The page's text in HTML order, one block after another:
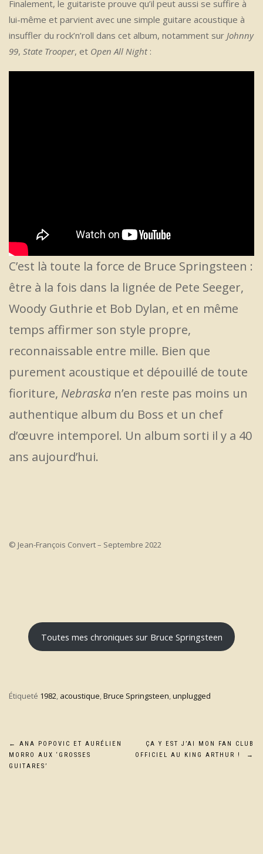
Finalement, le guitariste prouve qu’il peut aussi se suffire à
lui-même et parvient avec une simple guitare acoustique à
insuffler du rock’n’roll dans cet album, notamment sur Johnny
99, State Trooper, et Open All Night:
C’est là toute la force de Bruce Springsteen :
être à la fois dans la lignée de Pete Seeger,
Woody Guthrie et Bob Dylan, et en même
temps affirmer son style propre,
reconnaissable entre mille. Bien que
purement acoustique et dépouillé de toute
fioriture, Nebraska n’en reste pas moins un
authentique album du Boss et un chef
d’œuvre intemporel. Un album sorti il y a 40
ans aujourd’hui.
© Jean-François Convert – Septembre 2022
Toutes mes chroniques sur Bruce Springsteen
Étiqueté 1982, acoustique,Bruce Springsteen,unplugged
Navigation
de
←
ANA POPOVIC ET AURÉLIEN
MORRO AUX ‘GROSSES
GUITARES’
ÇA Y EST J’AI MON FAN CLUB
OFFICIEL AU KING ARTHUR !
→